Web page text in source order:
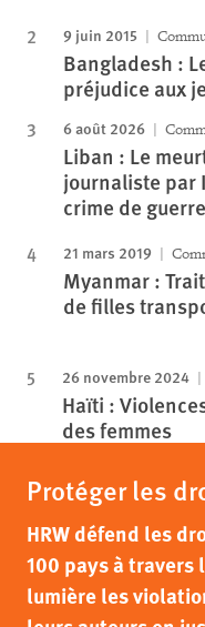
9 juin 2015
Bangladesh :
préjudice aux
6 août 2026
Liban : Le
journaliste par
crime de
21 mars 2019
Myanmar :
de filles
26 novembre 2024
Haïti :
des femmes
Protéger les
HRW défend les
100 pays à travers
lumière les